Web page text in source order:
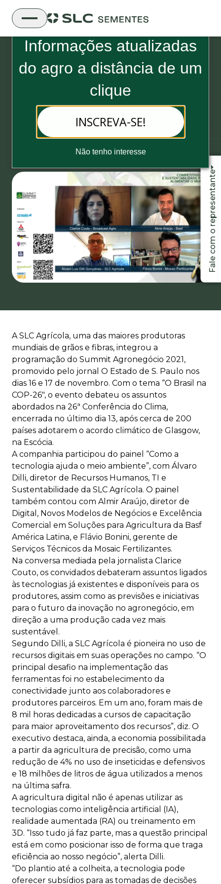
Boletim Informativo da SLC Sementes
Informações atualizadas
do agro a distância de um
clique
INSCREVA-SE!
Não tenho interesse
25 de novembro, 2021 - 3 minutos de leitura
SLC Agrícola integra o Summit
Agronegócio 2021
A SLC Agrícola, uma das maiores produtoras
mundiais de grãos e fibras, integrou a
programação do Summit Agronegócio 2021,
promovido pelo jornal O Estado de S. Paulo nos
dias 16 e 17 de novembro. Com o tema “O Brasil na
COP-26″, o evento debateu os assuntos
abordados na 26ª Conferência do Clima,
encerrada no último dia 13, após cerca de 200
países adotarem o acordo climático de Glasgow,
na Escócia.
A companhia participou do painel “Como a
tecnologia ajuda o meio ambiente”, com Álvaro
Dilli, diretor de Recursos Humanos, TI e
Sustentabilidade da SLC Agrícola. O painel
também contou com Almir Araújo, diretor de
Digital, Novos Modelos de Negócios e Excelência
Comercial em Soluções para Agricultura da Basf
América Latina, e Flávio Bonini, gerente de
Serviços Técnicos da Mosaic Fertilizantes.
Na conversa mediada pela jornalista Clarice
Couto, os convidados debateram assuntos ligados
às tecnologias já existentes e disponíveis para os
produtores, assim como as previsões e iniciativas
para o futuro da inovação no agronegócio, em
direção a uma produção cada vez mais
sustentável.
Segundo Dilli, a SLC Agrícola é pioneira no uso de
recursos digitais em suas operações no campo. “O
principal desafio na implementação das
ferramentas foi no estabelecimento da
conectividade junto aos colaboradores e
produtores parceiros. Em um ano, foram mais de
8 mil horas dedicadas a cursos de capacitação
para maior aproveitamento dos recursos”, diz. O
executivo destaca, ainda, a economia possibilitada
a partir da agricultura de precisão, como uma
redução de 4% no uso de inseticidas e defensivos
e 18 milhões de litros de água utilizados a menos
na última safra.
A agricultura digital não é apenas utilizar as
tecnologias como inteligência artificial (IA),
realidade aumentada (RA) ou treinamento em
3D. “Isso tudo já faz parte, mas a questão principal
está em como posicionar isso de forma que traga
eficiência ao nosso negócio”, alerta Dilli.
“Do plantio até a colheita, a tecnologia pode
oferecer subsídios para as tomadas de decisões
Fale com o representante